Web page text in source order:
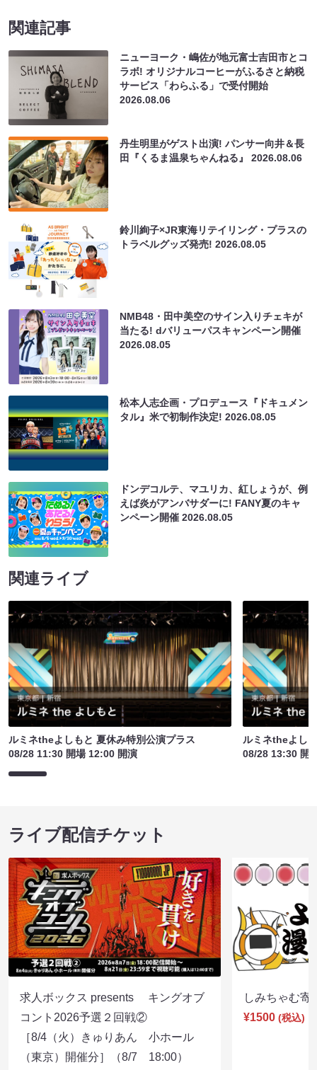
関連記事
ニューヨーク・嶋佐が地元富士吉田市とコ
ラボ! オリジナルコーヒーがふるさと納税
サービス「わらふる」で受付開始
2026.08.06
丹生明里がゲスト出演! パンサー向井＆長
田『くるま温泉ちゃんねる』2026.08.06
鈴川絢子×JR東海リテイリング・プラスの
トラベルグッズ発売!2026.08.05
NMB48・田中美空のサイン入りチェキが
当たる! dバリューパスキャンペーン開催
2026.08.05
松本人志企画・プロデュース『ドキュメン
タル』米で初制作決定!2026.08.05
ドンデコルテ、マユリカ、紅しょうが、例
えば炎がアンバサダーに! FANY夏のキャ
ンペーン開催2026.08.05
関連ライブ
ルミネtheよしもと 夏休み特別公演プラス
08/28 11:30 開場 12:00 開演
ルミネtheよし
08/28 13:30 開
ライブ配信チケット
求人ボックス presents キングオブ
コント2026予選２回戦②
［8/4（火）きゅりあん 小ホール
（東京）開催分］（8/7 18:00）
しみちゃむ
¥1500 (税込)